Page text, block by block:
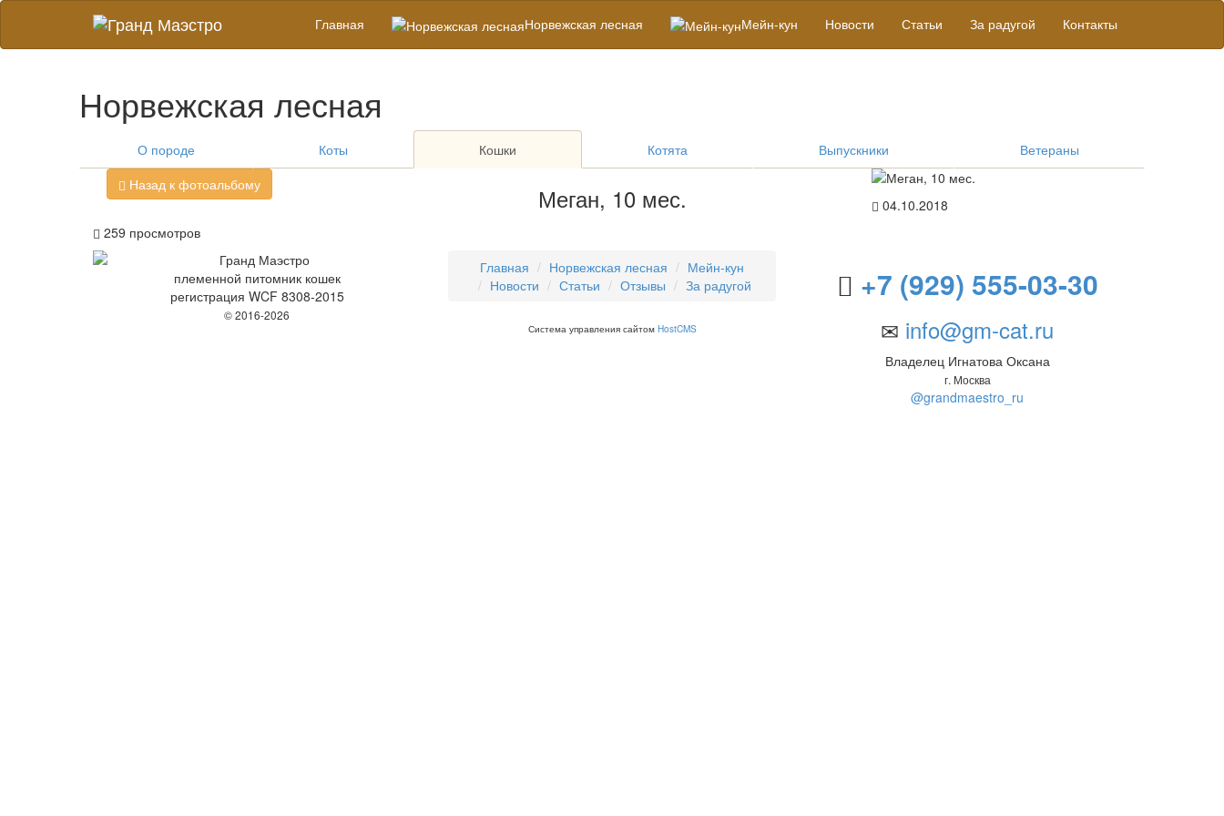
Главная Норвежская лесная Мейн-кун Новости Статьи За радугой Контакты
Норвежская лесная
О породе Коты Кошки Котята Выпускники
Ветераны
Назад к фотоальбому
Меган, 10 мес.
04.10.2018
259 просмотров
племенной питомник кошек
регистрация WCF 8308-2015
© 2016-2026
+7 (929) 555-03-30
info@gm-cat.ru
Владелец Игнатова Оксана
г. Москва
@grandmaestro_ru
Главная Норвежская лесная
Мейн-кун
Новости
Статьи Отзывы За радугой
Система управления сайтом HostCMS